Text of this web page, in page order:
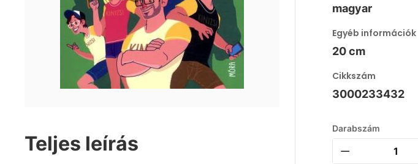
Teljes leírás
magyar
Egyéb információk
20 cm
Cikkszám
3000233432
Darabszám